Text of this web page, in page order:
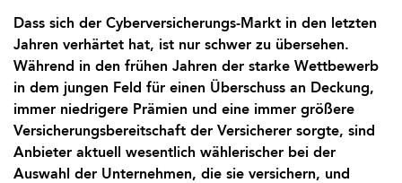
Dass sich der Cyberversicherungs-Markt in den letzten
Jahren verhärtet hat, ist nur schwer zu übersehen.
Während in den frühen Jahren der starke Wettbewerb
in dem jungen Feld für einen Überschuss an Deckung,
immer niedrigere Prämien und eine immer größere
Versicherungsbereitschaft der Versicherer sorgte, sind
Anbieter aktuell wesentlich wählerischer bei der
Auswahl der Unternehmen, die sie versichern, und